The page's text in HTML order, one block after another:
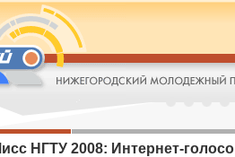
НГТУ 2008: Интернет-